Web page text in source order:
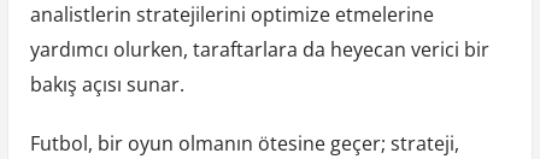
analistlerin stratejilerini optimize etmelerine
yardımcı olurken, taraftarlara da heyecan verici bir
bakış açısı sunar.
Futbol, bir oyun olmanın ötesine geçer; strateji,